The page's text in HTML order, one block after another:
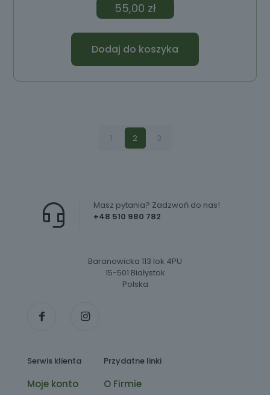
55,00 zł
Dodaj do koszyka
1 2 3
+48 510 980 782
Masz pytania? Zadzwoń do nas!
Baranowicka 113 lok 4PU
15-501 Białystok
Polska
Serwis klienta
Moje konto
Przydatne linki
O Firmie